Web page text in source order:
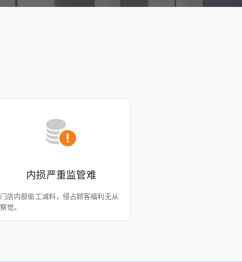
内损严重监管难
门店内部偷工减料，侵占顾客福利无从
察觉。